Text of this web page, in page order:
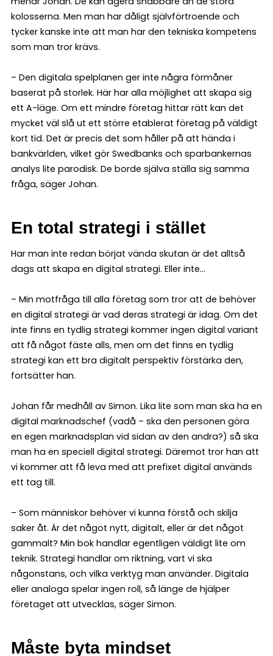
kolosserna. Men man har dåligt självförtroende och
tycker kanske inte att man har den tekniska kompetens
som man tror krävs.
– Den digitala spelplanen ger inte några förmåner
baserat på storlek. Här har alla möjlighet att skapa sig
ett A-läge. Om ett mindre företag hittar rätt kan det
mycket väl slå ut ett större etablerat företag på väldigt
kort tid. Det är precis det som håller på att hända i
bankvärlden, vilket gör Swedbanks och sparbankernas
analys lite parodisk. De borde själva ställa sig samma
fråga, säger Johan.
En total strategi i stället
Har man inte redan börjat vända skutan är det alltså
dags att skapa en digital strategi. Eller inte…
– Min motfråga till alla företag som tror att de behöver
en digital strategi är vad deras strategi är idag. Om det
inte finns en tydlig strategi kommer ingen digital variant
att få något fäste alls, men om det finns en tydlig
strategi kan ett bra digitalt perspektiv förstärka den,
fortsätter han.
Johan får medhåll av Simon. Lika lite som man ska ha en
digital marknadschef (vadå – ska den personen göra
en egen marknadsplan vid sidan av den andra?) så ska
man ha en speciell digital strategi. Däremot tror han att
vi kommer att få leva med att prefixet digital används
ett tag till.
– Som människor behöver vi kunna förstå och skilja
saker åt. Är det något nytt, digitalt, eller är det något
gammalt? Min bok handlar egentligen väldigt lite om
teknik. Strategi handlar om riktning, vart vi ska
någonstans, och vilka verktyg man använder. Digitala
eller analoga spelar ingen roll, så länge de hjälper
företaget att utvecklas, säger Simon.
Måste byta mindset